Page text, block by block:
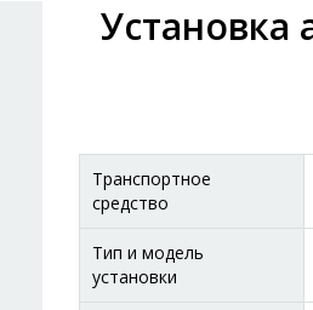
Установка
Транспортное
средство
Тип и модель
установки